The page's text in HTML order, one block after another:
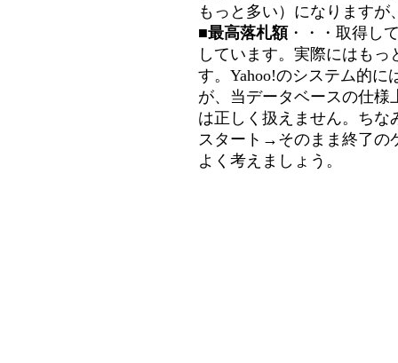
もっと多い）になります
■最高落札額 ・・・取得し
しています。実際にはも
す。Yahoo!のシステム的に
が、当データベースの仕様
は正しく扱えません。ちな
スタート→そのまま終了の
よく考えましょう。